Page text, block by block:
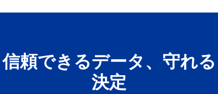
信頼できるデータ、守れる
決定